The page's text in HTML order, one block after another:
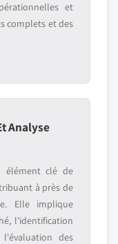
et
complets et des
Analyse
élément clé de
à près de
Elle implique
l'identification
des